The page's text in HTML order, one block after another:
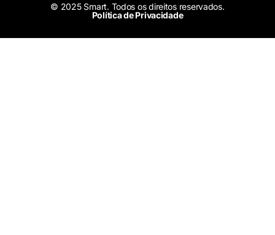
© 2025 Smart. Todos os direitos reservados.
Política de Privacidade